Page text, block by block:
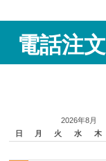
電話注文
2026年8月
日
月 火 水 木